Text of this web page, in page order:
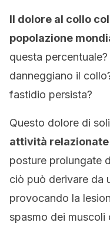
Il dolore al collo
popolazione
questa
danneggiano il
fastidio persista?
Questo dolore di
attività
posture prolungate
ciò può derivare da
provocando la
spasmo dei muscoli